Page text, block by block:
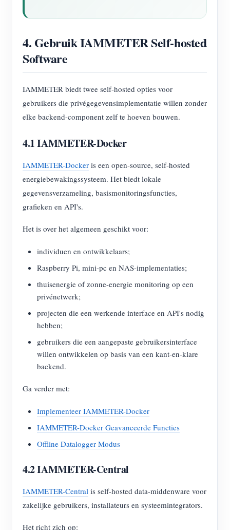
4. Gebruik IAMMETER Self-hosted
Software
IAMMETER biedt twee self-hosted opties voor
gebruikers die privégegevensimplementatie willen zonder
elke backend-component zelf te hoeven bouwen.
4.1 IAMMETER-Docker
IAMMETER-Docker is een open-source, self-hosted
energiebewakingssysteem. Het biedt lokale
gegevensverzameling, basismonitoringsfuncties,
grafieken en API's.
Het is over het algemeen geschikt voor:
individuen en ontwikkelaars;
Raspberry Pi, mini-pc en NAS-implementaties;
thuisenergie of zonne-energie monitoring op een
privénetwerk;
projecten die een werkende interface en API's nodig
hebben;
gebruikers die een aangepaste gebruikersinterface
willen ontwikkelen op basis van een kant-en-klare
backend.
Ga verder met:
Implementeer IAMMETER-Docker
IAMMETER-Docker Geavanceerde Functies
Offline Datalogger Modus
4.2 IAMMETER-Central
IAMMETER-Central is self-hosted data-middenware voor
zakelijke gebruikers, installateurs en systeemintegrators.
Het richt zich op: